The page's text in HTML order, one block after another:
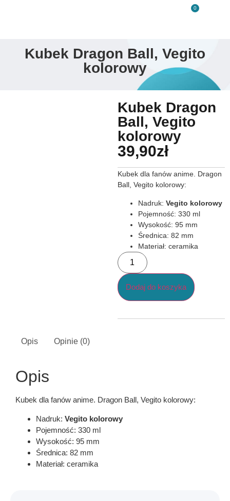
0
Kubek Dragon Ball, Vegito
kolorowy
Kubek Dragon
Ball, Vegito
kolorowy
39,90zł
Kubek dla fanów anime. Dragon
Ball, Vegito kolorowy:
Nadruk: Vegito kolorowy
Pojemność: 330 ml
Wysokość: 95 mm
Średnica: 82 mm
Materiał: ceramika
Dodaj do koszyka
Opis Opinie (0)
Opis
Kubek dla fanów anime. Dragon Ball, Vegito kolorowy:
Nadruk: Vegito kolorowy
Pojemność: 330 ml
Wysokość: 95 mm
Średnica: 82 mm
Materiał: ceramika